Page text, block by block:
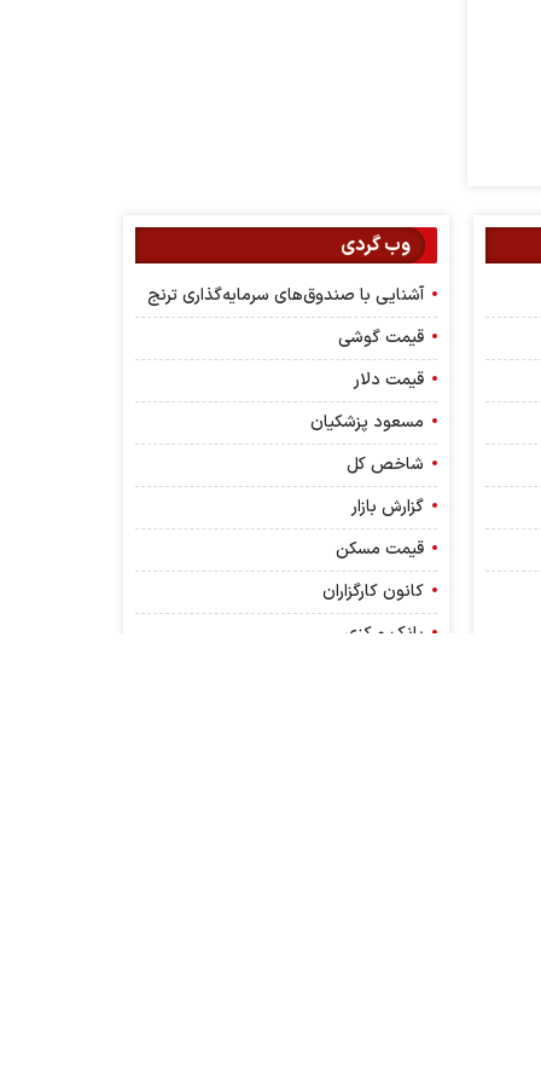
وب گردی
آشنایی با صندوق‌های سرمایه‌گذاری ترنج
قیمت گوشی
قیمت دلار
مسعود پزشکیان
شاخص کل
گزارش بازار
قیمت مسکن
کانون کارگزاران
بانک مرکزی